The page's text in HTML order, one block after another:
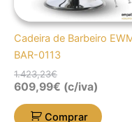
Cadeira de Barbeiro
BAR-0113
1.423,23€
609,99€ (c/iva)
Comprar